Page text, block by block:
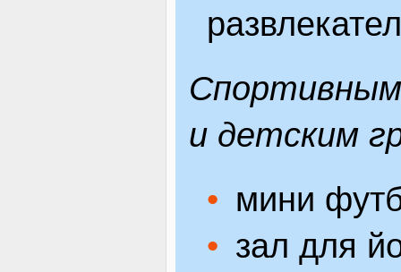
Спортивным
и детским
мини
зал для